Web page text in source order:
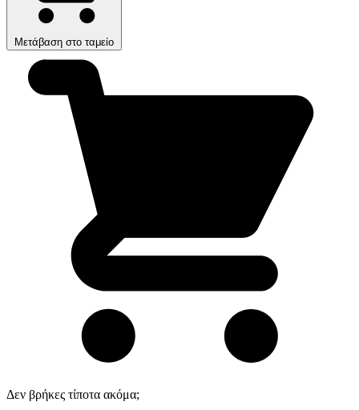
Μετάβαση στο ταμείο
Δεν βρήκες τίποτα ακόμα;